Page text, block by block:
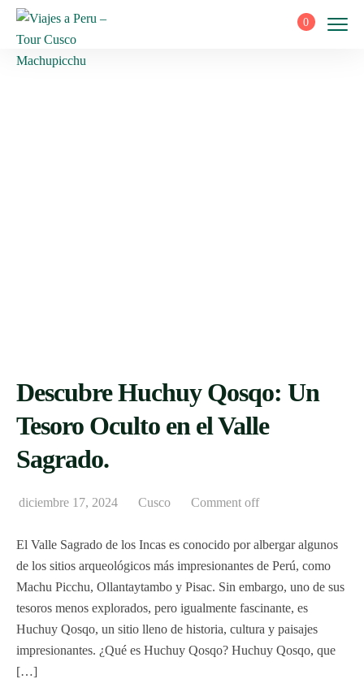
0
Descubre Huchuy Qosqo: Un
Tesoro Oculto en el Valle
Sagrado.
diciembre 17, 2024 Cusco Comment off
El Valle Sagrado de los Incas es conocido por albergar algunos
de los sitios arqueológicos más impresionantes de Perú, como
Machu Picchu, Ollantaytambo y Pisac. Sin embargo, uno de sus
tesoros menos explorados, pero igualmente fascinante, es
Huchuy Qosqo, un sitio lleno de historia, cultura y paisajes
impresionantes. ¿Qué es Huchuy Qosqo? Huchuy Qosqo, que
[…]